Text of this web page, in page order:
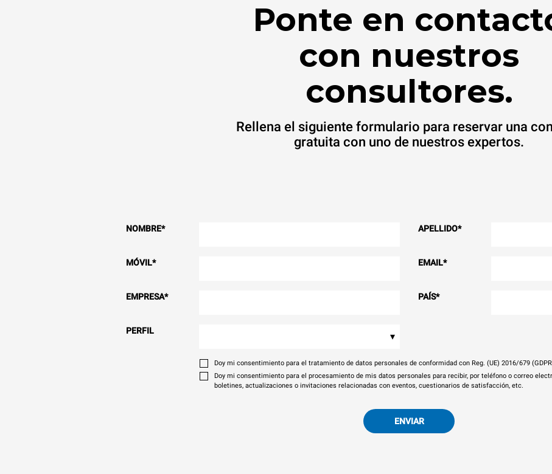
Ponte en
con nuestros
consultores.
Rellena el siguiente formulario para reservar una
gratuita con uno de nuestros expertos.
NOMBRE* APELLIDO*
MÓVIL* EMAIL*
EMPRESA* PAÍS*
PERFIL ▾
Doy mi consentimiento para el tratamiento de datos personales de conformidad con Reg. (UE) 2016/679
Doy mi consentimiento para el procesamiento de mis datos personales para recibir, por teléfono o correo
boletines, actualizaciones o invitaciones relacionadas con eventos, cuestionarios de satisfacción, etc.
ENVIAR